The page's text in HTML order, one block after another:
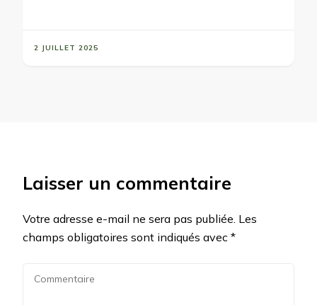
2 JUILLET 2025
Laisser un commentaire
Votre adresse e-mail ne sera pas publiée. Les
champs obligatoires sont indiqués avec *